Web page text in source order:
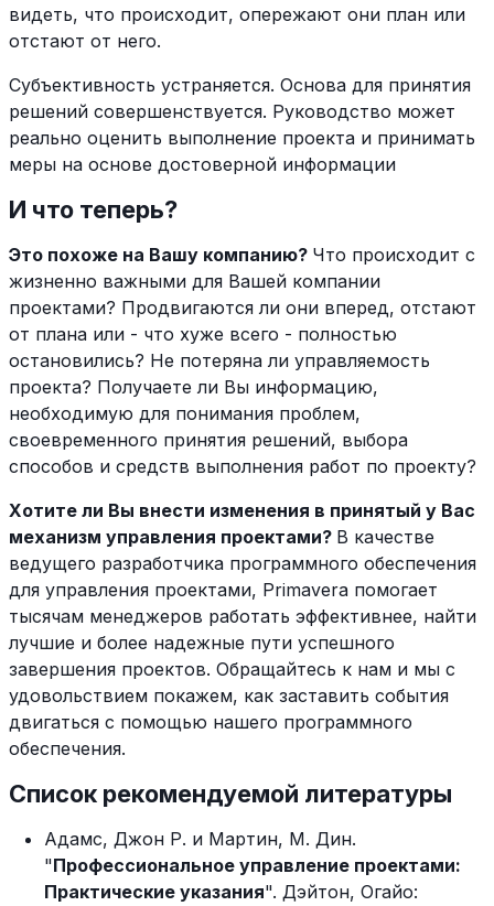
видеть, что происходит, опережают они план или
отстают от него.
Субъективность устраняется. Основа для принятия
решений совершенствуется. Руководство может
реально оценить выполнение проекта и принимать
меры на основе достоверной информации
И что теперь?
Это похоже на Вашу компанию? Что происходит с
жизненно важными для Вашей компании
проектами? Продвигаются ли они вперед, отстают
от плана или - что хуже всего - полностью
остановились? Не потеряна ли управляемость
проекта? Получаете ли Вы информацию,
необходимую для понимания проблем,
своевременного принятия решений, выбора
способов и средств выполнения работ по проекту?
Хотите ли Вы внести изменения в принятый у Вас
механизм управления проектами? В качестве
ведущего разработчика программного обеспечения
для управления проектами, Primavera помогает
тысячам менеджеров работать эффективнее, найти
лучшие и более надежные пути успешного
завершения проектов. Обращайтесь к нам и мы с
удовольствием покажем, как заставить события
двигаться с помощью нашего программного
обеспечения.
Список рекомендуемой литературы
Адамс, Джон Р. и Мартин, М. Дин.
"Профессиональное управление проектами:
Практические указания". Дэйтон, Огайо: